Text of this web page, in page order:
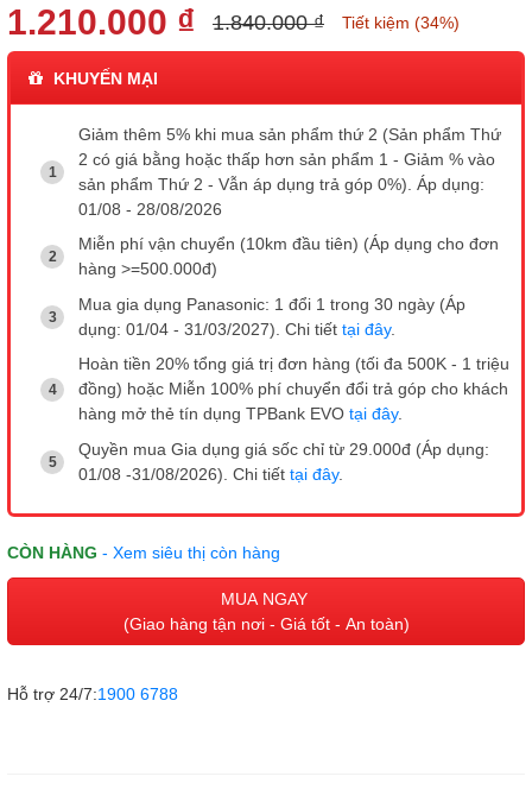
1.210.000 ₫ 1.840.000 ₫ Tiết kiệm (34%)
KHUYẾN MẠI
Giảm thêm 5% khi mua sản phẩm thứ 2 (Sản phẩm Thứ
2 có giá bằng hoặc thấp hơn sản phẩm 1 - Giảm % vào
sản phẩm Thứ 2 - Vẫn áp dụng trả góp 0%). Áp dụng:
01/08 - 28/08/2026
Miễn phí vận chuyển (10km đầu tiên) (Áp dụng cho đơn
hàng >=500.000đ)
Mua gia dụng Panasonic: 1 đổi 1 trong 30 ngày (Áp
dụng: 01/04 - 31/03/2027). Chi tiết tại đây.
Hoàn tiền 20% tổng giá trị đơn hàng (tối đa 500K - 1 triệu
đồng) hoặc Miễn 100% phí chuyển đổi trả góp cho khách
hàng mở thẻ tín dụng TPBank EVO tại đây.
Quyền mua Gia dụng giá sốc chỉ từ 29.000đ (Áp dụng:
01/08 -31/08/2026). Chi tiết tại đây.
CÒN HÀNG - Xem siêu thị còn hàng
MUA NGAY
(Giao hàng tận nơi - Giá tốt - An toàn)
Hỗ trợ 24/7:1900 6788